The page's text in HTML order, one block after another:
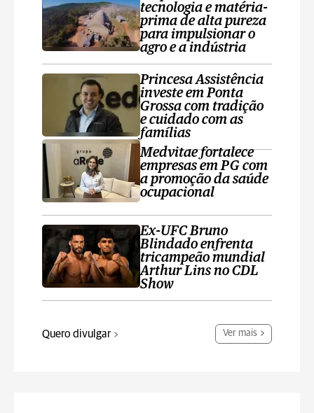
tecnologia e matéria-
prima de alta pureza
para impulsionar o
agro e a indústria
Princesa Assistência
investe em Ponta
Grossa com tradição
e cuidado com as
famílias
Medvitae fortalece
empresas em PG com
a promoção da saúde
ocupacional
Ex-UFC Bruno
Blindado enfrenta
tricampeão mundial
Arthur Lins no CDL
Show
Quero divulgar Ver mais